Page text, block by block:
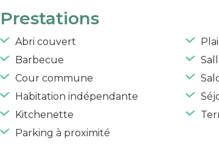
Prestations
Abri couvert
Barbecue
Cour commune
Habitation indépendante
Kitchenette
Parking à proximité